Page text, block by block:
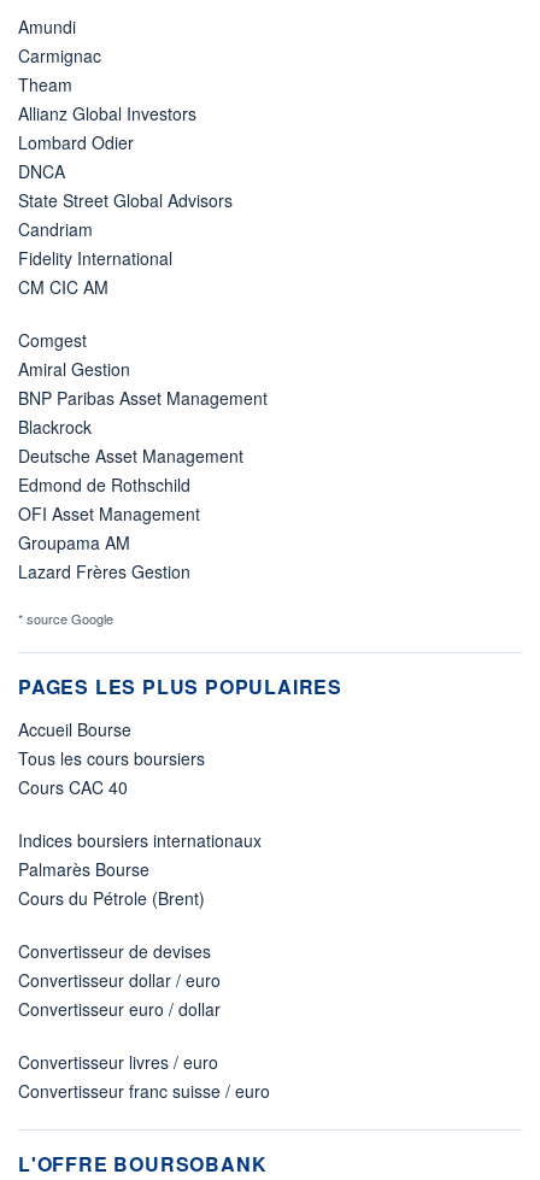
Amundi
Carmignac
Theam
Allianz Global Investors
Lombard Odier
DNCA
State Street Global Advisors
Candriam
Fidelity International
CM CIC AM
Comgest
Amiral Gestion
BNP Paribas Asset Management
Blackrock
Deutsche Asset Management
Edmond de Rothschild
OFI Asset Management
Groupama AM
Lazard Frères Gestion
* source Google
PAGES LES PLUS POPULAIRES
Accueil Bourse
Tous les cours boursiers
Cours CAC 40
Indices boursiers internationaux
Palmarès Bourse
Cours du Pétrole (Brent)
Convertisseur de devises
Convertisseur dollar / euro
Convertisseur euro / dollar
Convertisseur livres / euro
Convertisseur franc suisse / euro
L'OFFRE BOURSOBANK